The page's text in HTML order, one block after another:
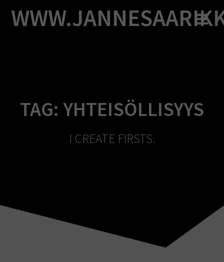
to
content
TAG: YHTEISÖLLISYYS
I CREATE FIRSTS.